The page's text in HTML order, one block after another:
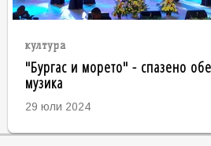
култура
"Бургас и морето" - спазено
музика
29 юли 2024